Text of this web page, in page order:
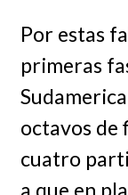
Por estas
primeras
octavos de
cuatro
a que en